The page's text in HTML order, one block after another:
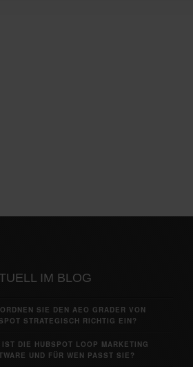
IM BLOG
SIE DEN AEO GRADER VON
STRATEGISCH RICHTIG EIN?
IST DIE HUBSPOT LOOP MARKETING
UND FÜR WEN PASST SIE?